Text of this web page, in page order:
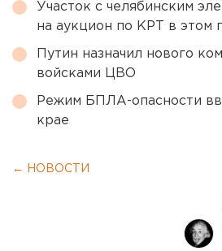
Участок с челябинским
на аукцион по КРТ в этом
Путин назначил нового
войсками ЦВО
Режим БПЛА-опасности
крае
← НОВОСТИ